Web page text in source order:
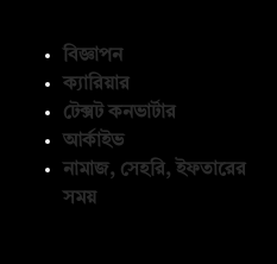
বিজ্ঞাপন
ক্যারিয়ার
টেক্সট কনভার্টার
আর্কাইভ
নামাজ, সেহরি, ইফতারের
সময়